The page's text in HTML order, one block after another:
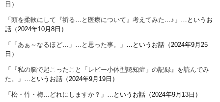
日）
「 頭を柔軟にして『祈る…と医療について』考えてみた…♪ 」…というお
話（2024年10月8日）
「 「あぁ～なるほど…」…と思った事。
」…というお話（2024年9月25
日）
「
『私の脳で起こったこと「レビー小体型認知症」の記録』を読んでみ
た。
」…というお話（2024年9月19日）
「 松・竹・梅…どれにしますか？ 」…というお話（2024年9月13日）